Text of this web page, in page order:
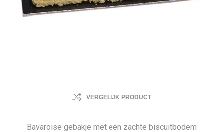
VERGELIJK PRODUCT
Bavaroise gebakje met een zachte biscuitbodem